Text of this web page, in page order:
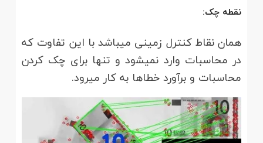
نقطه چک:
همان نقاط کنترل زمینی می­باشد با این تفاوت که
در محاسبات وارد نمی­شود و تنها برای چک کردن
محاسبات و برآورد خطاها به کار می­رود.